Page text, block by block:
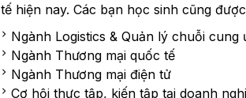
tế hiện nay. Các bạn học sinh cũng
Ngành Logistics & Quản lý chuỗi cung
Ngành Thương mại quốc tế
Ngành Thương mại điện tử
Cơ hội thực tập, kiến tập tại doanh